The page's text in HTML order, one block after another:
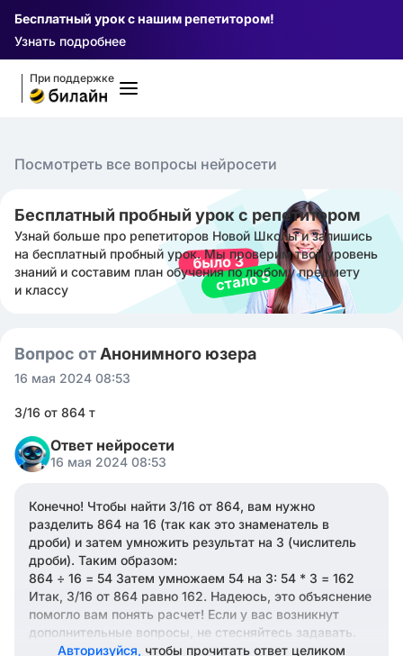
Бесплатный урок с нашим репетитором!
Узнать подробнее
При поддержке
Посмотреть все вопросы нейросети
Бесплатный пробный урок с репетитором
Узнай больше про репетиторов Новой Школы и запишись
на бесплатный пробный урок. Мы проверим твой уровень
знаний и составим план обучения по любому предмету
и классу
Вопрос от Анонимного юзера
16 мая 2024 08:53
3/16 от 864 т
Ответ нейросети
16 мая 2024 08:53
Конечно! Чтобы найти 3/16 от 864, вам нужно
разделить 864 на 16 (так как это знаменатель в
дроби) и затем умножить результат на 3 (числитель
дроби). Таким образом:
864 ÷ 16 = 54 Затем умножаем 54 на 3: 54 * 3 = 162
Итак, 3/16 от 864 равно 162. Надеюсь, это объяснение
помогло вам понять расчет! Если у вас возникнут
дополнительные вопросы, не стесняйтесь задавать.
Авторизуйся, чтобы прочитать ответ целиком